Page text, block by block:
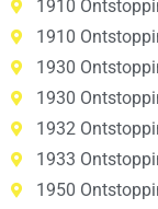
1910
1910
1930
1930
1932
1933
1950